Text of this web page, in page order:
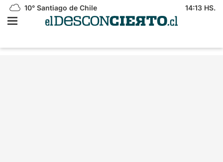
10° Santiago de Chile 14:13 HS.